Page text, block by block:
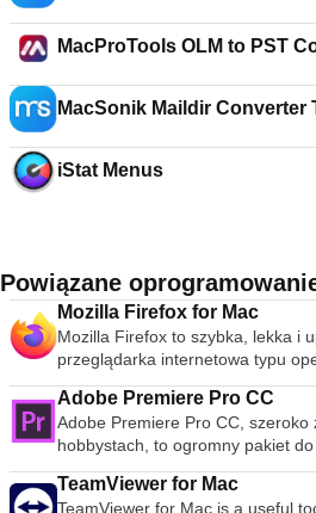
MacProTools OLM to PST
MacSonik Maildir Converter
iStat Menus
Powiązane
Mozilla Firefox for Mac
Mozilla Firefox to szybka, lekka i
przeglądarka internetowa typu
publicznej premiery w 2004 roku
przeglądarką, która podważyła
Explorer. Od tego czasu Mozilla
pojawia się w 3
świecie. Chociaż udział
przypadku systemu OS X, nadal
Adobe Premiere Pro CC
Adobe Premiere Pro CC, szeroko
hobbystach, to ogromny pakiet do
że było to oprogramowanie na
wydaje się mało powiedziane,
TeamViewer for Mac
TeamViewer for Mac is a useful